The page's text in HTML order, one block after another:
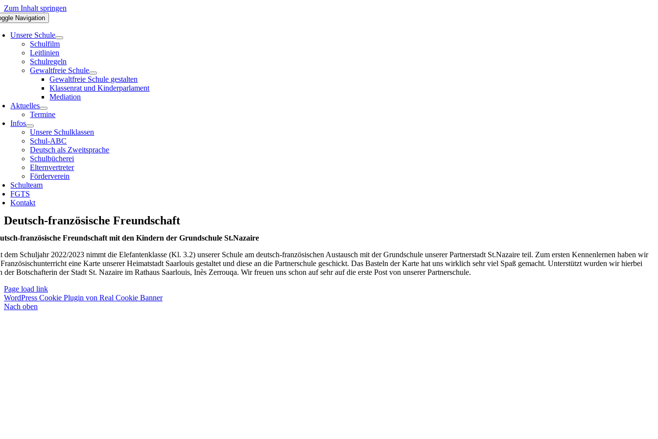
Zum Inhalt springen
Navigation
Unsere Schule
Schulfilm
Leitlinien
Schulregeln
Gewaltfreie Schule
Gewaltfreie Schule gestalten
Klassenrat und Kinderparlament
Mediation
Aktuelles
Termine
Infos
Unsere Schulklassen
Schul-ABC
Deutsch als Zweitsprache
Schulbücherei
Elternvertreter
Förderverein
Schulteam
FGTS
Kontakt
Deutsch-französische Freundschaft
französische Freundschaft mit den Kindern der Grundschule St.Nazaire
dem Schuljahr 2022/2023 nimmt die Elefantenklasse (Kl. 3.2) unserer Schule am deutsch-französischen Austausch mit der Grundschule unserer Partnerstadt St.Nazaire teil. Zum ersten Kennenlernen haben wir
eine Karte unserer Heimatstadt Saarlouis gestaltet und diese an die Partnerschule geschickt. Das Basteln der Karte hat uns wirklich sehr viel Spaß gemacht. Unterstützt wurden wir hierbei
der Botschafterin der Stadt St. Nazaire im Rathaus Saarlouis, Inès Zerrouqa. Wir freuen uns schon auf sehr auf die erste Post von unserer Partnerschule.
Page load link
WordPress Cookie Plugin von Real Cookie Banner
Nach oben